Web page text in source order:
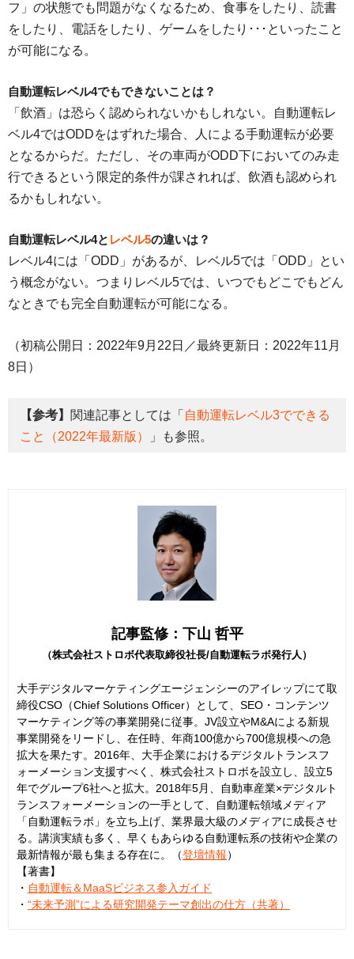
フ」の状態でも問題がなくなるため、食事をしたり、読書
をしたり、電話をしたり、ゲームをしたり･･･といったこと
が可能になる。
自動運転レベル4でもできないことは？
「飲酒」は恐らく認められないかもしれない。自動運転レ
ベル4ではODDをはずれた場合、人による手動運転が必要
となるからだ。ただし、その車両がODD下においてのみ走
行できるという限定的条件が課されれば、飲酒も認められ
るかもしれない。
自動運転レベル4と レベル5の違いは？
レベル4には「ODD」があるが、レベル5では「ODD」とい
う概念がない。つまりレベル5では、いつでもどこでもどん
なときでも完全自動運転が可能になる。
（初稿公開日：2022年9月22日／最終更新日：2022年11月
8日）
【参考】 関連記事としては「 自動運転レベル3でできる
こと（2022年最新版）
」も参照。
記事監修：下山 哲平
（株式会社ストロボ代表取締役社長/自動運転ラボ発行人）
大手デジタルマーケティングエージェンシーのアイレップにて取
締役CSO（Chief Solutions Officer）として、SEO・コンテンツ
マーケティング等の事業開発に従事。JV設立やM&Aによる新規
事業開発をリードし、在任時、年商100億から700億規模への急
拡大を果たす。2016年、大手企業におけるデジタルトランスフ
ォーメーション支援すべく、株式会社ストロボを設立し、設立5
年でグループ6社へと拡大。2018年5月、自動車産業×デジタルト
ランスフォーメーションの一手として、自動運転領域メディア
「自動運転ラボ」を立ち上げ、業界最大級のメディアに成長させ
る。講演実績も多く、早くもあらゆる自動運転系の技術や企業の
最新情報が最も集まる存在に。（登壇情報）
【著書】
・ 自動運転＆MaaSビジネス参入ガイド
・ “未来予測”による研究開発テーマ創出の仕方（共著）